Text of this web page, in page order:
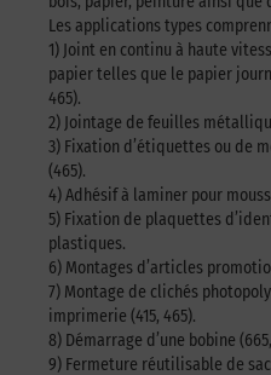
Les applications types
1) Joint en continu à haute
papier telles que le papier
465).
2) Jointage de feuilles
3) Fixation d’étiquettes ou de
(465).
4) Adhésif à laminer pour
5) Fixation de plaquettes
plastiques.
6) Montages d’articles
7) Montage de clichés
imprimerie (415, 465).
8) Démarrage d’une bobine
9) Fermeture réutilisable de